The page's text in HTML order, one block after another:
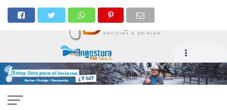
Gasco Magallanes lanza campaña
de invierno y llama a realizar
mantenimiento de artefactos a
gas